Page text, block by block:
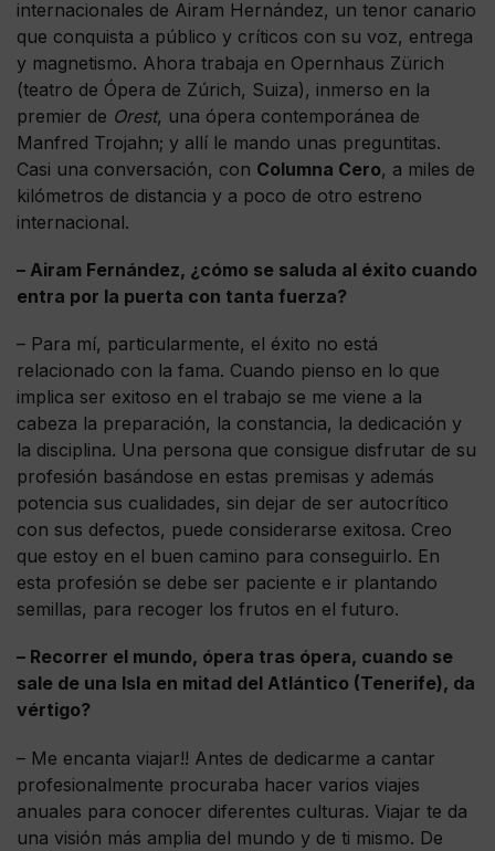
internacionales de Airam Hernández, un tenor canario
que conquista a público y críticos con su voz, entrega
y magnetismo. Ahora trabaja en Opernhaus Zürich
(teatro de Ópera de Zúrich, Suiza), inmerso en la
premier de Orest, una ópera contemporánea de
Manfred Trojahn; y allí le mando unas preguntitas.
Casi una conversación, con Columna Cero, a miles de
kilómetros de distancia y a poco de otro estreno
internacional.
– Airam Fernández, ¿cómo se saluda al éxito cuando
entra por la puerta con tanta fuerza?
– Para mí, particularmente, el éxito no está
relacionado con la fama. Cuando pienso en lo que
implica ser exitoso en el trabajo se me viene a la
cabeza la preparación, la constancia, la dedicación y
la disciplina. Una persona que consigue disfrutar de su
profesión basándose en estas premisas y además
potencia sus cualidades, sin dejar de ser autocrítico
con sus defectos, puede considerarse exitosa. Creo
que estoy en el buen camino para conseguirlo. En
esta profesión se debe ser paciente e ir plantando
semillas, para recoger los frutos en el futuro.
– Recorrer el mundo, ópera tras ópera, cuando se
sale de una Isla en mitad del Atlántico (Tenerife), da
vértigo?
– Me encanta viajar!! Antes de dedicarme a cantar
profesionalmente procuraba hacer varios viajes
anuales para conocer diferentes culturas. Viajar te da
una visión más amplia del mundo y de ti mismo. De